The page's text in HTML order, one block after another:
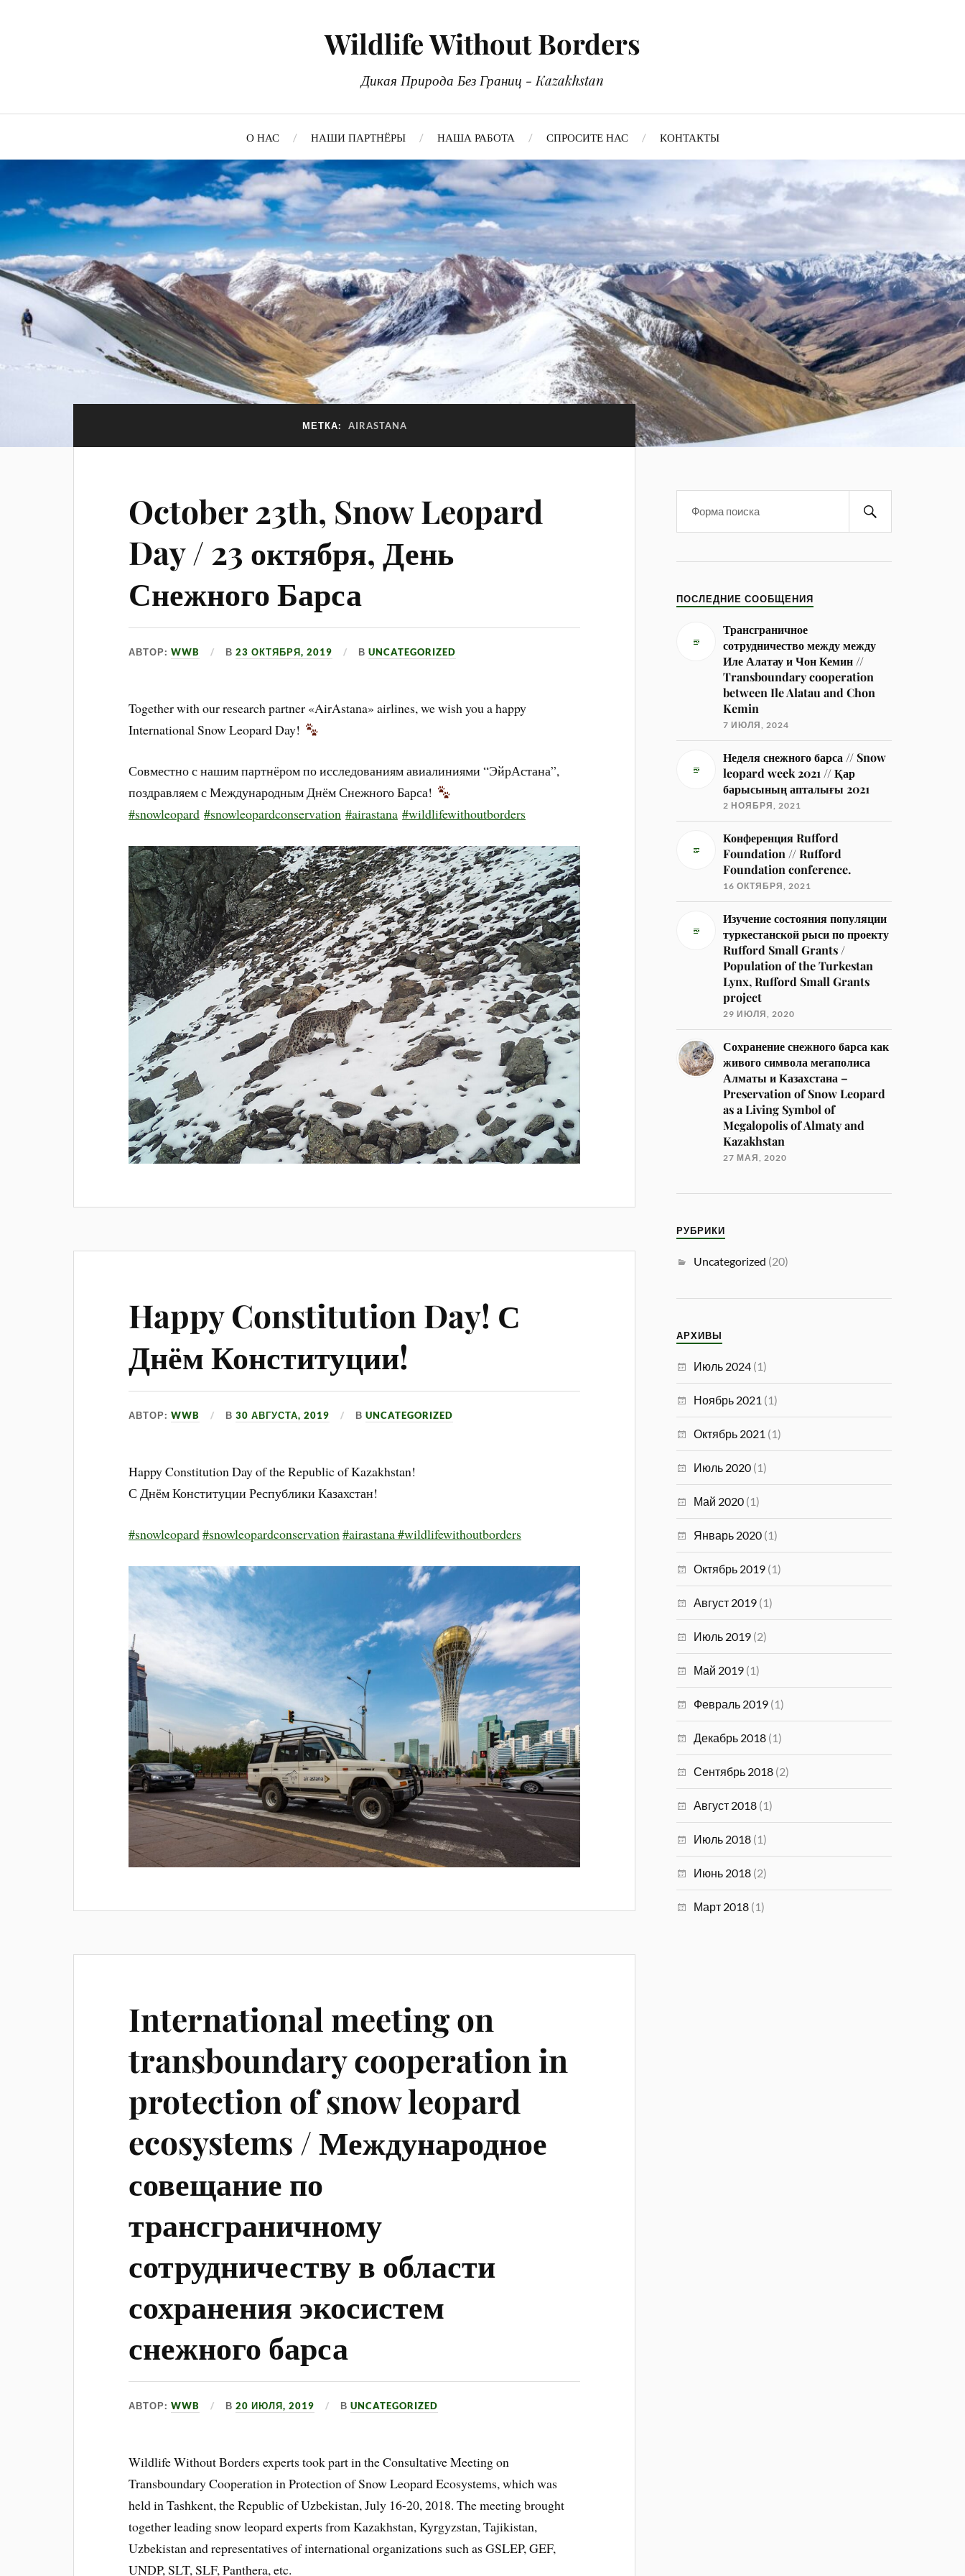
Wildlife Without Borders
Дикая Природа Без Границ - Kazakhstan
О НАС НАШИ ПАРТНЁРЫ НАША РАБОТА СПРОСИТЕ НАС КОНТАКТЫ
МЕТКА: AIRASTANA
October 23th, Snow Leopard
Day / 23 октября, День
Снежного Барса
АВТОР:WWB В23 ОКТЯБРЯ, 2019 ВUNCATEGORIZED
Together with our research partner «AirAstana» airlines, we wish you a happy
International Snow Leopard Day!
Совместно с нашим партнёром по исследованиям авиалиниями “ЭйрАстана”,
поздравляем с Международным Днём Снежного Барса!
#snowleopard #snowleopardconservation #airastana #wildlifewithoutborders
Happy Constitution Day! С
Днём Конституции!
АВТОР:WWB В30 АВГУСТА, 2019 ВUNCATEGORIZED
Happy Constitution Day of the Republic of Kazakhstan!
С Днём Конституции Республики Казахстан!
#snowleopard#snowleopardconservation #airastana #wildlifewithoutborders
International meeting on
transboundary cooperation in
protection of snow leopard
ecosystems / Международное
совещание по
трансграничному
сотрудничеству в области
сохранения экосистем
снежного барса
АВТОР:WWB В20 ИЮЛЯ, 2019 ВUNCATEGORIZED
Wildlife Without Borders experts took part in the Consultative Meeting on
Transboundary Cooperation in Protection of Snow Leopard Ecosystems, which was
held in Tashkent, the Republic of Uzbekistan, July 16-20, 2018. The meeting brought
together leading snow leopard experts from Kazakhstan, Kyrgyzstan, Tajikistan,
Uzbekistan and representatives of international organizations such as GSLEP, GEF,
UNDP, SLT, SLF, Panthera, etc.
ПОСЛЕДНИЕ СООБЩЕНИЯ
Трансграничное
сотрудничество между между
Иле Алатау и Чон Кемин //
Transboundary cooperation
between Ile Alatau and Chon
Kemin
7 ИЮЛЯ, 2024
Неделя снежного барса // Snow
leopard week 2021 // Қар
барысының апталығы 2021
2 НОЯБРЯ, 2021
Конференция Rufford
Foundation // Rufford
Foundation conference.
16 ОКТЯБРЯ, 2021
Изучение состояния популяции
туркестанской рыси по проекту
Rufford Small Grants /
Population of the Turkestan
Lynx, Rufford Small Grants
project
29 ИЮЛЯ, 2020
Сохранение снежного барса как
живого символа мегаполиса
Алматы и Казахстана –
Preservation of Snow Leopard
as a Living Symbol of
Megalopolis of Almaty and
Kazakhstan
27 МАЯ, 2020
РУБРИКИ
Uncategorized (20)
АРХИВЫ
Июль 2024 (1)
Ноябрь 2021 (1)
Октябрь 2021 (1)
Июль 2020 (1)
Май 2020 (1)
Январь 2020 (1)
Октябрь 2019 (1)
Август 2019 (1)
Июль 2019 (2)
Май 2019 (1)
Февраль 2019 (1)
Декабрь 2018 (1)
Сентябрь 2018 (2)
Август 2018 (1)
Июль 2018 (1)
Июнь 2018 (2)
Март 2018 (1)